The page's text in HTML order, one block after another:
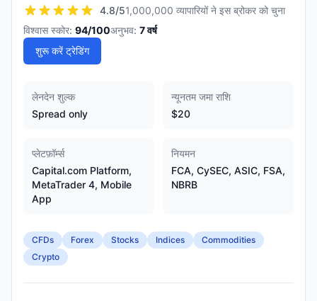
4.8/51,000,000 व्यापारियों ने इस ब्रोकर को चुना
विश्वास स्कोर: 94/100अनुभव: 7वर्ष
शुरू करें ट्रेडिंग
लेनदेन शुल्क
Spread only
न्यूनतम जमा राशि
$20
प्लेटफ़ॉर्म्स
Capital.com Platform,
MetaTrader 4, Mobile
App
नियमन
FCA, CySEC, ASIC, FSA,
NBRB
CFDs Forex Stocks Indices
Commodities
Crypto